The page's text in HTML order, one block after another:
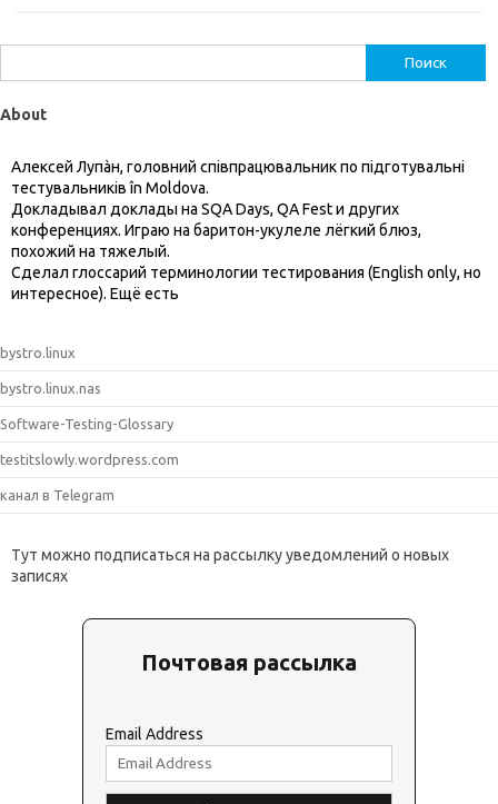
About
Алексей Лупàн, головний спiвпрацювальник по підготувальні
тестувальників în Moldova.
Докладывал доклады на SQA Days, QA Fest и других
конференциях. Играю на баритон-укулеле лёгкий блюз,
похожий на тяжелый.
Сделал глоссарий терминологии тестирования (English only, но
интересное). Ещё есть
bystro.linux
bystro.linux.nas
Software-Testing-Glossary
testitslowly.wordpress.com
канал в Telegram
Тут можно подписаться на рассылку уведомлений о новых
записях
Почтовая рассылка
Email Address